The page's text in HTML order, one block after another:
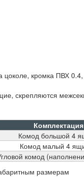
цоколе, кромка ПВХ
скрепляются
Комплектация
Комод большой 4
Комод малый 4
комод
размерам